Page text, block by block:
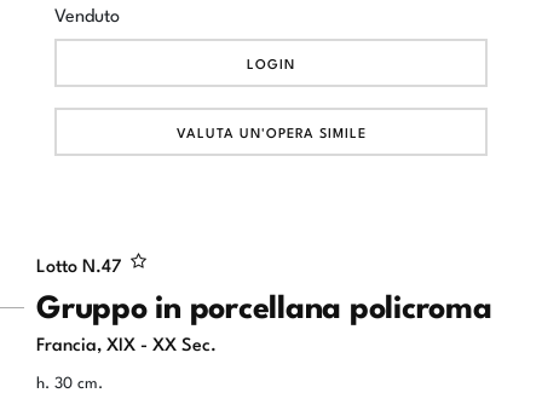
Lotto N.47
Gruppo in porcellana policroma
Francia, XIX - XX Sec.
h. 30 cm.
Venduto
LOGIN
VALUTA UN'OPERA SIMILE